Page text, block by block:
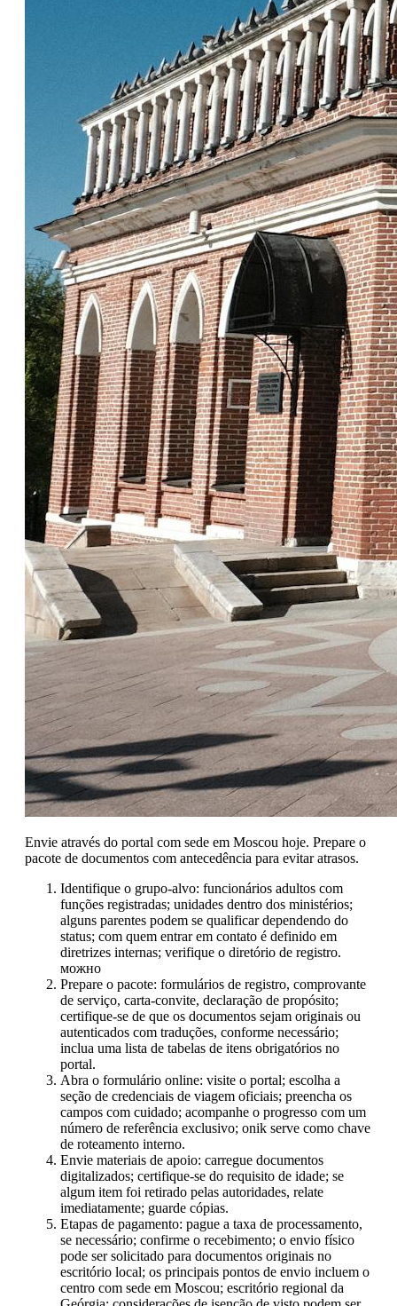
Envie através do portal com sede em Moscou hoje. Prepare o
pacote de documentos com antecedência para evitar atrasos.
Identifique o grupo-alvo: funcionários adultos com
funções registradas; unidades dentro dos ministérios;
alguns parentes podem se qualificar dependendo do
status; com quem entrar em contato é definido em
diretrizes internas; verifique o diretório de registro.
можно
Prepare o pacote: formulários de registro, comprovante
de serviço, carta-convite, declaração de propósito;
certifique-se de que os documentos sejam originais ou
autenticados com traduções, conforme necessário;
inclua uma lista de tabelas de itens obrigatórios no
portal.
Abra o formulário online: visite o portal; escolha a
seção de credenciais de viagem oficiais; preencha os
campos com cuidado; acompanhe o progresso com um
número de referência exclusivo; onik serve como chave
de roteamento interno.
Envie materiais de apoio: carregue documentos
digitalizados; certifique-se do requisito de idade; se
algum item foi retirado pelas autoridades, relate
imediatamente; guarde cópias.
Etapas de pagamento: pague a taxa de processamento,
se necessário; confirme o recebimento; o envio físico
pode ser solicitado para documentos originais no
escritório local; os principais pontos de envio incluem o
centro com sede em Moscou; escritório regional da